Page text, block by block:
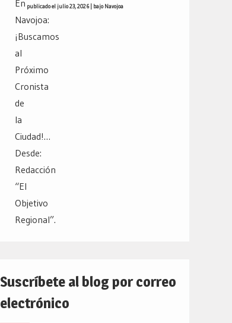
publicado el julio 23, 2026| bajoNavojoa
Suscríbete al blog por correo
electrónico